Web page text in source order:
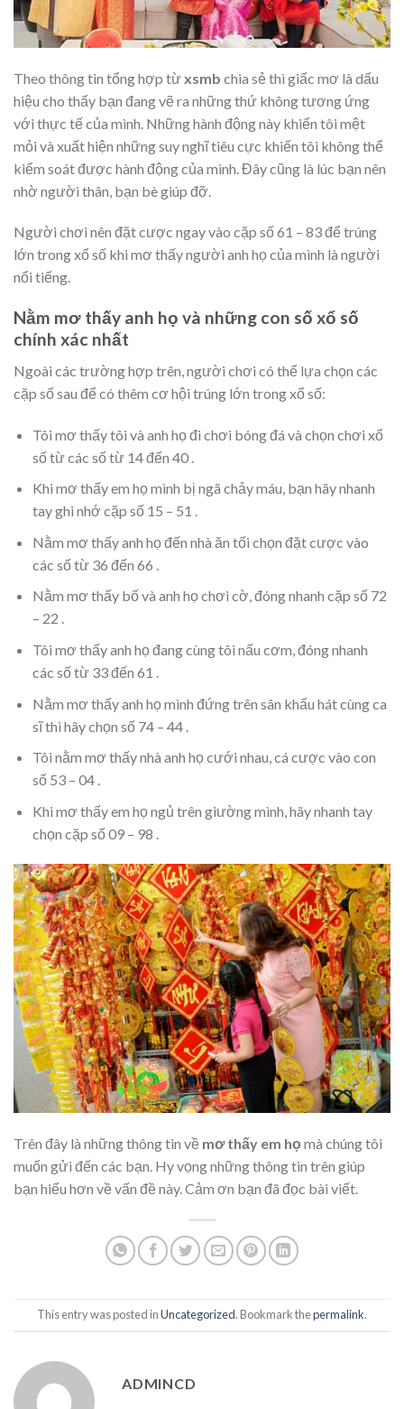
Theo thông tin tổng hợp từxsmb chia sẻ thì giấc mơ là dấu
hiệu cho thấy bạn đang vẽ ra những thứ không tương ứng
với thực tế của mình. Những hành động này khiến tôi mệt
mỏi và xuất hiện những suy nghĩ tiêu cực khiến tôi không thể
kiểm soát được hành động của mình. Đây cũng là lúc bạn nên
nhờ người thân, bạn bè giúp đỡ.
Người chơi nên đặt cược ngay vào cặp số 61 – 83 để trúng
lớn trong xổ số khi mơ thấy người anh họ của mình là người
nổi tiếng.
Nằm mơ thấy anh họ và những con số xổ số
chính xác nhất
Ngoài các trường hợp trên, người chơi có thể lựa chọn các
cặp số sau để có thêm cơ hội trúng lớn trong xổ số:
Tôi mơ thấy tôi và anh họ đi chơi bóng đá và chọn chơi xổ
số từ các số từ 14 đến 40 .
Khi mơ thấy em họ mình bị ngã chảy máu, bạn hãy nhanh
tay ghi nhớ cặp số 15 – 51 .
Nằm mơ thấy anh họ đến nhà ăn tối chọn đặt cược vào
các số từ 36 đến 66 .
Nằm mơ thấy bố và anh họ chơi cờ, đóng nhanh cặp số 72
– 22 .
Tôi mơ thấy anh họ đang cùng tôi nấu cơm, đóng nhanh
các số từ 33 đến 61 .
Nằm mơ thấy anh họ mình đứng trên sân khấu hát cùng ca
sĩ thì hãy chọn số 74 – 44 .
Tôi nằm mơ thấy nhà anh họ cưới nhau, cá cược vào con
số 53 – 04 .
Khi mơ thấy em họ ngủ trên giường mình, hãy nhanh tay
chọn cặp số 09 – 98 .
Trên đây là những thông tin về mơ thấy em họ mà chúng tôi
muốn gửi đến các bạn. Hy vọng những thông tin trên giúp
bạn hiểu hơn về vấn đề này. Cảm ơn bạn đã đọc bài viết.
This entry was posted inUncategorized. Bookmark thepermalink.
ADMINCD